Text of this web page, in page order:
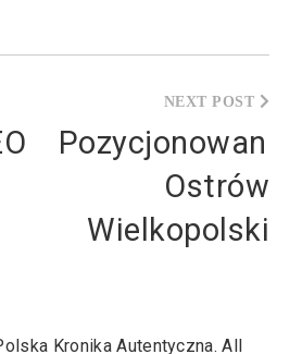
Pozycjonowanie
Ostrów
Wielkopolski
Kronika Autentyczna. All